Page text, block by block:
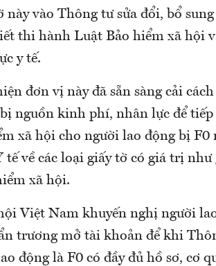
vào Thông tư sửa đổi, bổ
thi hành Luật Bảo hiểm xã hội
y tế.
đơn vị này đã sẵn sàng cải
nguồn kinh phí, nhân lực để tiếp
xã hội cho người lao động bị F0
về các loại giấy tờ có giá trị như
xã hội.
Việt Nam khuyến nghị người
trương mở tài khoản để khi
động là F0 có đầy đủ hồ sơ, cơ